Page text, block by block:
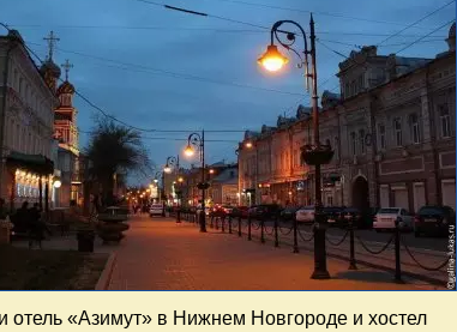
отель «Азимут» в Нижнем Новгороде и хостел